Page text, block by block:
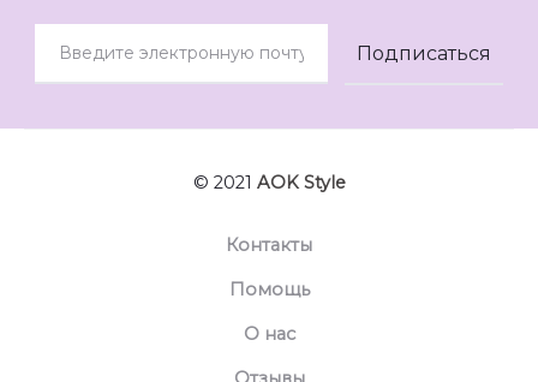
© 2021 AOK Style
Контакты
Помощь
О нас